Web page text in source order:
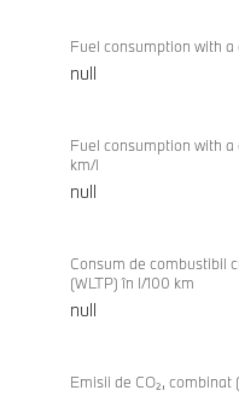
Fuel consumption with
null
Fuel consumption with a
km/l
null
Consum de combustibil
(WLTP) în l/100 km
null
Emisii de CO₂, combinat